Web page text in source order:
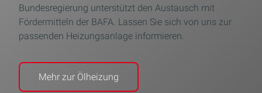
Bundesregierung unterstützt den Austausch mit
Fördermitteln der BAFA. Lassen Sie sich von uns zur
passenden Heizungsanlage informieren.
Mehr zur Ölheizung